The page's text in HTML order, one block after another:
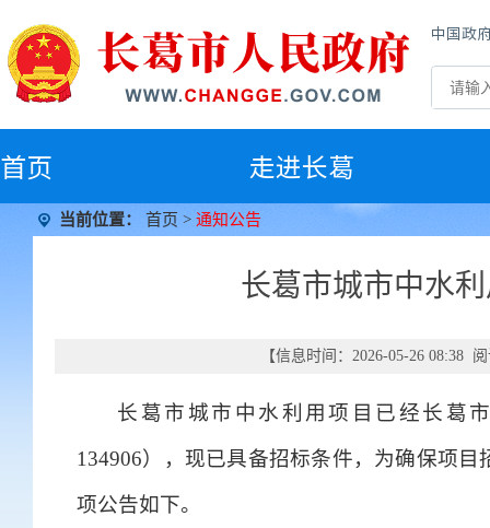
中国政
首页 走进长葛
当前位置： 首页 > 通知公告
长葛市城市中水
【信息时间：2026-05-26 08:38
长葛市城市中水利用项目已经长葛
134906），现已具备招标条件，为确保项
项公告如下。